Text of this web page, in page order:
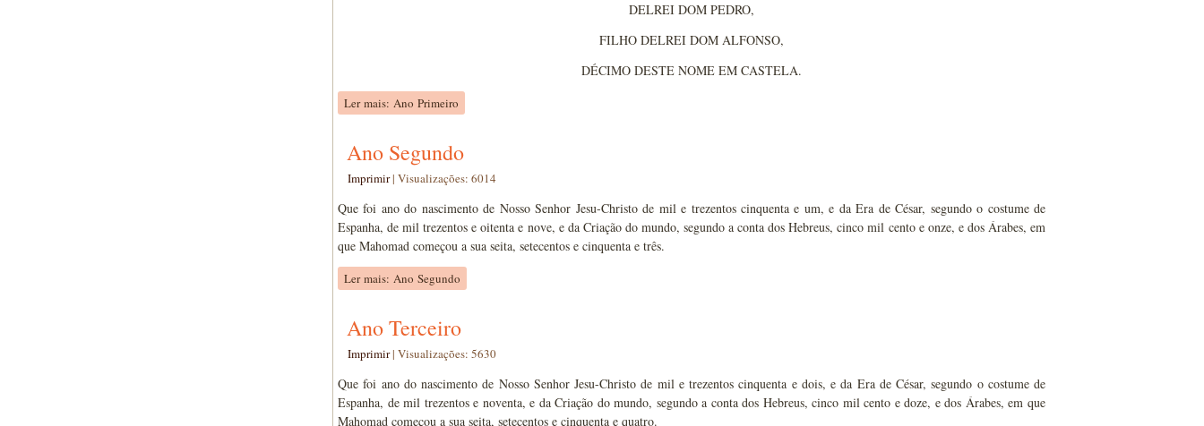
DELREI DOM PEDRO,
FILHO DELREI DOM ALFONSO,
DÉCIMO DESTE NOME EM CASTELA.
Ler mais: Ano Primeiro
Ano Segundo
Imprimir| Visualizações: 6014
Que foi ano do nascimento de Nosso Senhor Jesu-Christo de mil e trezentos cinquenta e um, e da Era de César, segundo o costume de
Espanha, de mil trezentos e oitenta e nove, e da Criação do mundo, segundo a conta dos Hebreus, cinco mil cento e onze, e dos Árabes, em
que Mahomad começou a sua seita, setecentos e cinquenta e três.
Ler mais: Ano Segundo
Ano Terceiro
Imprimir| Visualizações: 5630
Que foi ano do nascimento de Nosso Senhor Jesu-Christo de mil e trezentos cinquenta e dois, e da Era de César, segundo o costume de
Espanha, de mil trezentos e noventa, e da Criação do mundo, segundo a conta dos Hebreus, cinco mil cento e doze, e dos Árabes, em que
Mahomad começou a sua seita, setecentos e cinquenta e quatro.